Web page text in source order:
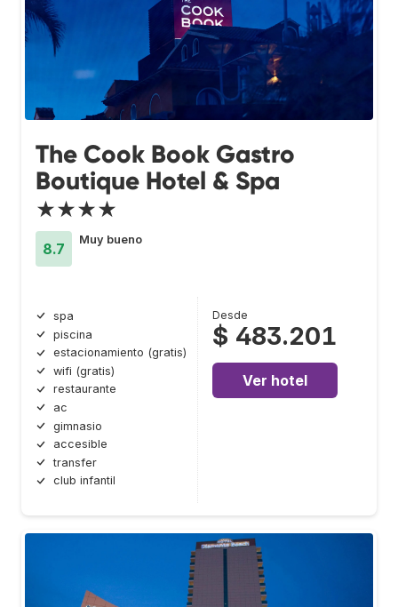
The Cook Book Gastro
Boutique Hotel & Spa
★★★★
8.7
Muy bueno
spa
piscina
estacionamiento (gratis)
wifi (gratis)
restaurante
ac
gimnasio
accesible
transfer
club infantil
Desde
$ 483.201
Ver hotel